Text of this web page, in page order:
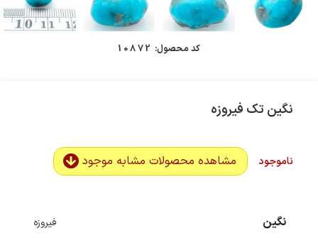
کد محصول: 10872
نگین تک فیروزه
ناموجود مشاهده محصولات مشابه موجود
نگین فیروزه